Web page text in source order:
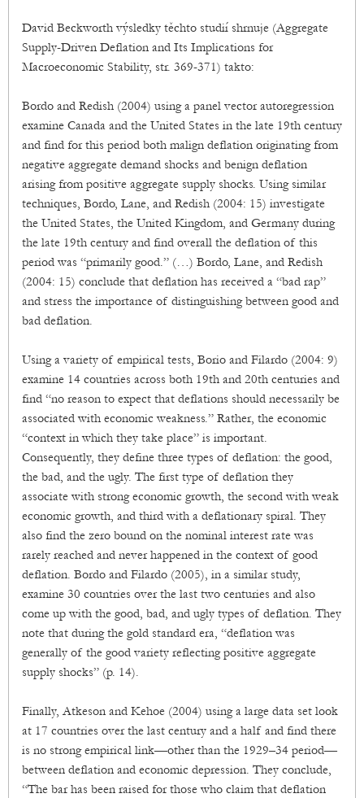
David Beckworth výsledky těchto studií shrnuje (Aggregate
Supply-Driven Deflation and Its Implications for
Macroeconomic Stability, str. 369-371) takto:
Bordo and Redish (2004) using a panel vector autoregression
examine Canada and the United States in the late 19th century
and find for this period both malign deflation originating from
negative aggregate demand shocks and benign deflation
arising from positive aggregate supply shocks. Using similar
techniques, Bordo, Lane, and Redish (2004: 15) investigate
the United States, the United Kingdom, and Germany during
the late 19th century and find overall the deflation of this
period was “primarily good.” (…) Bordo, Lane, and Redish
(2004: 15) conclude that deflation has received a “bad rap”
and stress the importance of distinguishing between good and
bad deflation.
Using a variety of empirical tests, Borio and Filardo (2004: 9)
examine 14 countries across both 19th and 20th centuries and
find “no reason to expect that deflations should necessarily be
associated with economic weakness.” Rather, the economic
“context in which they take place” is important.
Consequently, they define three types of deflation: the good,
the bad, and the ugly. The first type of deflation they
associate with strong economic growth, the second with weak
economic growth, and third with a deflationary spiral. They
also find the zero bound on the nominal interest rate was
rarely reached and never happened in the context of good
deflation. Bordo and Filardo (2005), in a similar study,
examine 30 countries over the last two centuries and also
come up with the good, bad, and ugly types of deflation. They
note that during the gold standard era, “deflation was
generally of the good variety reflecting positive aggregate
supply shocks” (p. 14).
Finally, Atkeson and Kehoe (2004) using a large data set look
at 17 countries over the last century and a half and find there
is no strong empirical link—other than the 1929–34 period—
between deflation and economic depression. They conclude,
“The bar has been raised for those who claim that deflation